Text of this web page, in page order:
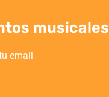
musicales
email